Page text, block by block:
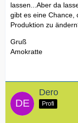
lassen...Aber da
gibt es eine Chance,
Produktion zu
Gruß
Amokratte
Dero
Profi